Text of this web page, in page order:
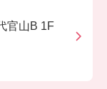
官山B 1F